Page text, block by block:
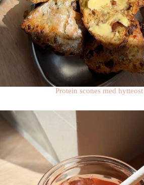
Protein scones med hytteost